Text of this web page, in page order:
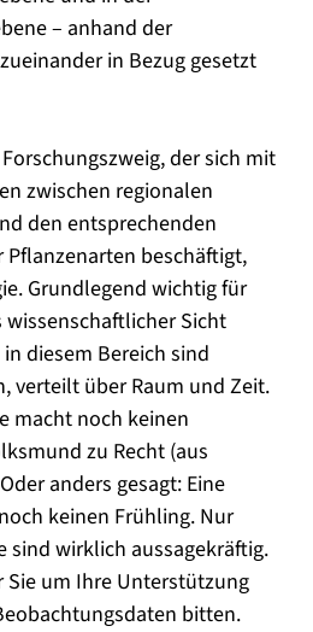
– anhand der
in Bezug gesetzt
der sich mit
zwischen regionalen
den entsprechenden
beschäftigt,
Grundlegend wichtig für
Sicht
diesem Bereich sind
verteilt über Raum und Zeit.
macht noch keinen
zu Recht (aus
anders gesagt: Eine
keinen Frühling. Nur
sind wirklich aussagekräftig.
um Ihre Unterstützung
bitten.